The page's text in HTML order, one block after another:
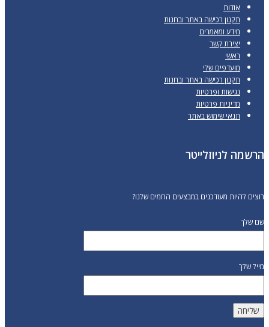
אודות
תקנון רכישה באתר ובחנות
מידע ומאמרים
יצירת קשר
ראשי
מועדפים שלי
תקנון רכישה באתר ובחנות
נגישות ופרטיות
מדיניות פרטיות
תנאי שימוש באתר
הרשמה לניוזלייטר
רוצים להיות מעודכנים במבצעים החמים שלנו?
שם שלך
מייל שלך